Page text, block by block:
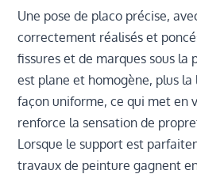
Une pose de placo précise,
correctement réalisés et
fissures et de marques sous la
est plane et homogène, plus
façon uniforme, ce qui met en
renforce la sensation de
Lorsque le support est
travaux de peinture gagnent